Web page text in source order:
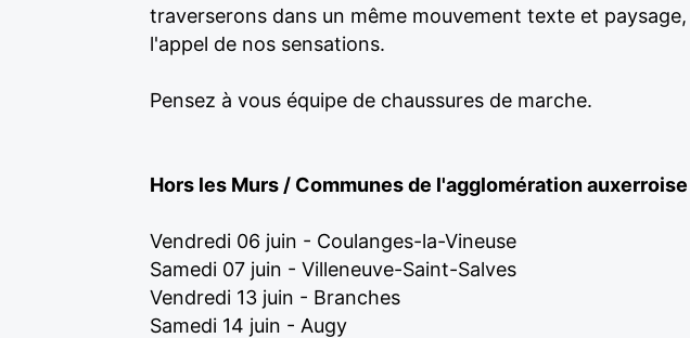
traverserons dans un même mouvement texte et
l'appel de nos sensations.
Pensez à vous équipe de chaussures de marche.
Hors les Murs / Communes de l'agglomération auxerroise
Vendredi 06 juin - Coulanges-la-Vineuse
Samedi 07 juin - Villeneuve-Saint-Salves
Vendredi 13 juin - Branches
Samedi 14 juin - Augy